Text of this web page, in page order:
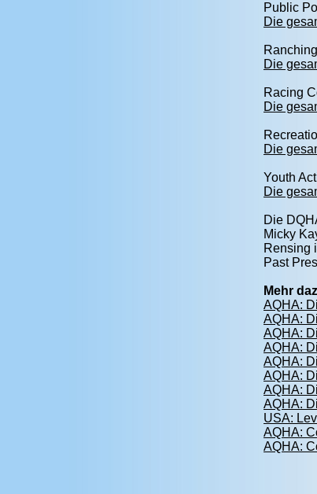
Public
Die
Die
Racing
Die
Die
Youth
Die
Die
Micky
Rensing
Past
Mehr
AQHA:
AQHA:
AQHA:
AQHA:
AQHA:
AQHA:
AQHA:
AQHA:
USA:
AQHA:
AQHA: